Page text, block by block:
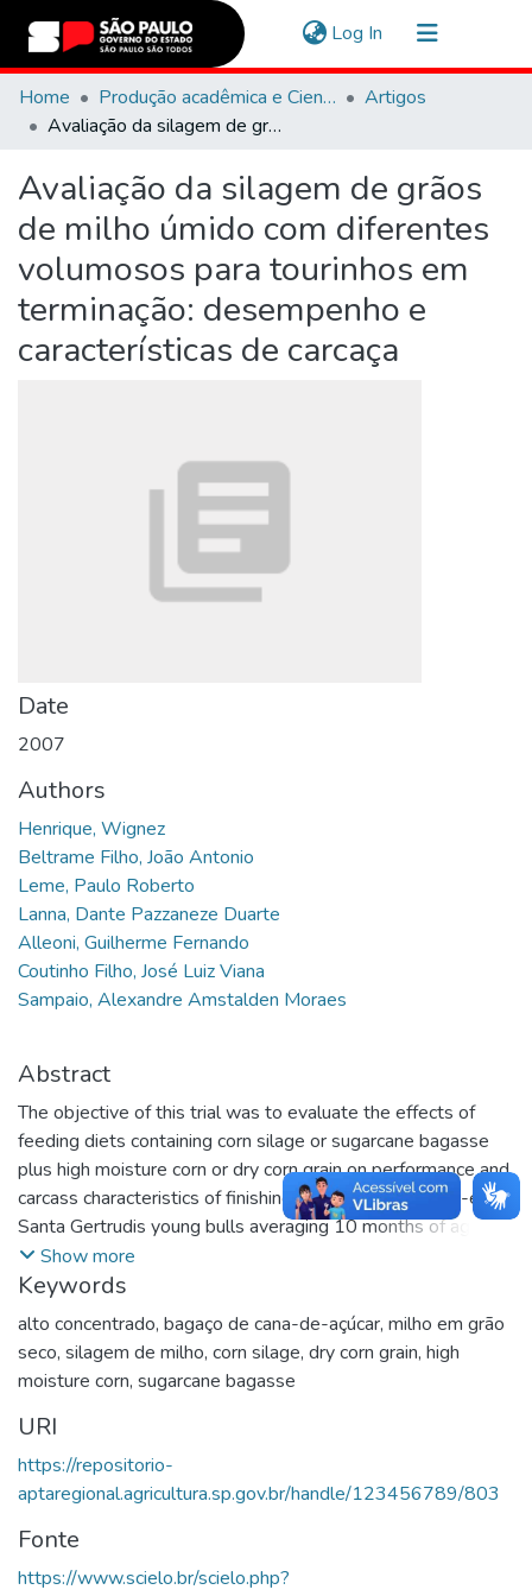
Log In (current)
Communities & Collections
Navigate
Statistics
Home Produção acadêmica e Científica
Artigos
Avaliação da silagem de grãos de milho úmido com diferentes volumosos para tourinhos em terminação: desempenho e características de carcaça
Avaliação da silagem de grãos
de milho úmido com diferentes
volumosos para tourinhos em
terminação: desempenho e
características de carcaça
Date
2007
Authors
Henrique, Wignez
Beltrame Filho, João Antonio
Leme, Paulo Roberto
Lanna, Dante Pazzaneze Duarte
Alleoni, Guilherme Fernando
Coutinho Filho, José Luiz Viana
Sampaio, Alexandre Amstalden Moraes
Abstract
The objective of this trial was to evaluate the effects of
feeding diets containing corn silage or sugarcane bagasse
plus high moisture corn or dry corn grain on performance and
carcass characteristics of finishing young bulls. Twenty-eight
Santa Gertrudis young bulls averaging 10 months of age
and 245 kg of body weight were assigned to a completely
randomized block design with a 2 x 2 factorial arrangement
of treatments. Animals were maintained in individual pens
during 142 days and were fed sugarcane bagasse (12%
diet DM) or corn silage (20% of diet DM) supplemented
with two energy sources: high moisture corn or dry corn
grain. The high moisture corn was grounded and ensiled with
70% of DM. There was no significant interaction between
forage and corn type for any measured variable. Feeding
sugarcane bagasse as the sole dietary forage source was
satisfactory despite the reduced body weight gain, feed
efficiency, carcass weight and dressing, and fat thickness
Show more
Keywords
alto concentrado, bagaço de cana-de-açúcar, milho em grão
seco, silagem de milho, corn silage, dry corn grain, high
moisture corn, sugarcane bagasse
URI
https://repositorio-
aptaregional.agricultura.sp.gov.br/handle/123456789/803
Fonte
https://www.scielo.br/scielo.php?